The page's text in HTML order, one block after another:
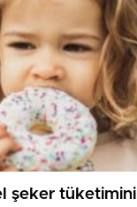
şeker tüketimini